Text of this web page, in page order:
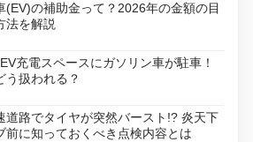
(EV)の補助金って？2026年の金額の目
法を解説
充電スペースにガソリン車が駐車！
う扱われる？
道路でタイヤが突然バースト!? 炎天下
前に知っておくべき点検内容とは